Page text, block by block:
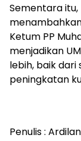
Sementara itu,
Ketum PP
menjadikan
lebih, baik
peningkatan
Penulis : Ardilan